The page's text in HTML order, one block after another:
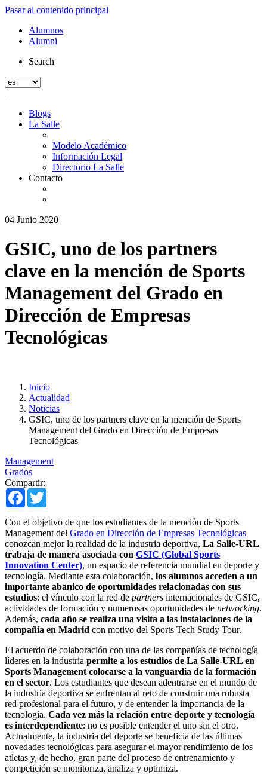
Pasar al contenido principal
Alumnos
Alumni
Search
Blogs
La Salle
Modelo Académico
Información Legal
Directorio La Salle
Contacto
04 Junio 2020
GSIC, uno de los partners
clave en la mención de Sports
Management del Grado en
Dirección de Empresas
Tecnológicas
Inicio
Actualidad
Noticias
GSIC, uno de los partners clave en la mención de Sports
Management del Grado en Dirección de Empresas
Tecnológicas
Management
Grados
Compartir:
Facebook
Con el objetivo de que los estudiantes de la mención de Sports
Management del Grado en Dirección de Empresas Tecnológicas
conozcan mejor la realidad de la industria deportiva, La Salle-URL
trabaja de manera asociada con GSIC (Global Sports
Innovation Center), un espacio de referencia mundial en deporte y
tecnología. Mediante esta colaboración, los alumnos acceden a un
importante abanico de oportunidades relacionadas con sus
estudios: el vínculo con la red de partners internacionales de GSIC,
actividades de formación y numerosas oportunidades de networking.
Además, cada año se realiza una visita a las instalaciones de la
compañía en Madrid con motivo del Sports Tech Study Tour.
El acuerdo de colaboración con una de las compañías de tecnología
líderes en la industria permite a los estudios de La Salle-URL en
Sports Management colocarse a la vanguardia de la formación
en el sector. Los estudiantes que desean adentrarse en el mundo de
la industria deportiva se enfrentan al reto de construir una robusta
red profesional para el futuro, y de entender la importancia de la
tecnología. Cada vez más la relación entre deporte y tecnología
es interdependiente: no es posible entender el uno sin el otro.
Actualmente, la industria del deporte se beneficia de las últimas
novedades tecnológicas para asegurar el mayor rendimiento de los
atletas y, de hecho, gran parte del proceso de entrenamiento y
competición se monitoriza, analiza y optimiza.